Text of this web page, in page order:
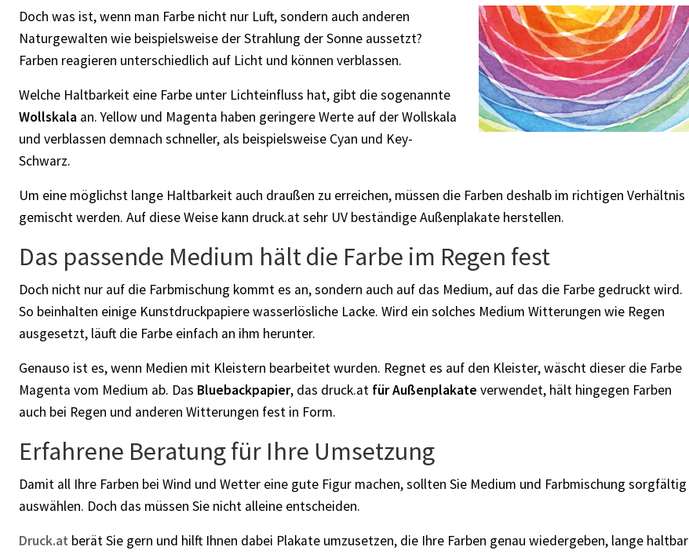
Doch was ist, wenn man Farbe nicht nur Luft, sondern auch anderen
Naturgewalten wie beispielsweise der Strahlung der Sonne aussetzt?
Farben reagieren unterschiedlich auf Licht und können verblassen.
Welche Haltbarkeit eine Farbe unter Lichteinfluss hat, gibt die sogenannte
Wollskala an. Yellow und Magenta haben geringere Werte auf der Wollskala
und verblassen demnach schneller, als beispielsweise Cyan und Key-
Schwarz.
Um eine möglichst lange Haltbarkeit auch draußen zu erreichen, müssen die Farben deshalb im richtigen Verhältnis
gemischt werden. Auf diese Weise kann druck.at sehr UV beständige Außenplakate herstellen.
Das passende Medium hält die Farbe im Regen fest
Doch nicht nur auf die Farbmischung kommt es an, sondern auch auf das Medium, auf das die Farbe gedruckt wird.
So beinhalten einige Kunstdruckpapiere wasserlösliche Lacke. Wird ein solches Medium Witterungen wie Regen
ausgesetzt, läuft die Farbe einfach an ihm herunter.
Genauso ist es, wenn Medien mit Kleistern bearbeitet wurden. Regnet es auf den Kleister, wäscht dieser die Farbe
Magenta vom Medium ab. Das Bluebackpapier, das druck.at für Außenplakate verwendet, hält hingegen Farben
auch bei Regen und anderen Witterungen fest in Form.
Erfahrene Beratung für Ihre Umsetzung
Damit all Ihre Farben bei Wind und Wetter eine gute Figur machen, sollten Sie Medium und Farbmischung sorgfältig
auswählen. Doch das müssen Sie nicht alleine entscheiden.
Druck.at berät Sie gern und hilft Ihnen dabei Plakate umzusetzen, die Ihre Farben genau wiedergeben, lange haltbar